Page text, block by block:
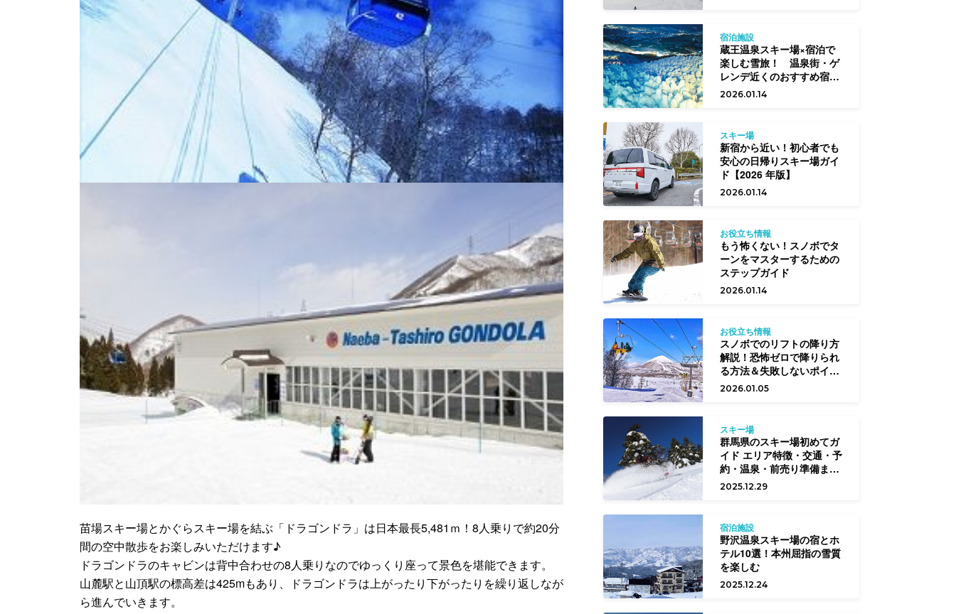
苗場スキー場とかぐらスキー場を結ぶ「ドラゴンドラ」は日本最長5,481ｍ！8人乗りで約20分
間の空中散歩をお楽しみいただけます♪
ドラゴンドラのキャビンは背中合わせの8人乗りなのでゆっくり座って景色を堪能できます。
山麓駅と山頂駅の標高差は425mもあり、ドラゴンドラは上がったり下がったりを繰り返しなが
ら進んでいきます。
宿泊施設
蔵王温泉スキー場×宿泊で
楽しむ雪旅！ 温泉街・ゲ
レンデ近くのおすすめ宿と
選び方
2026.01.14
スキー場
新宿から近い！初心者でも
安心の日帰りスキー場ガイ
ド【2026 年版】
2026.01.14
お役立ち情報
もう怖くない！スノボでタ
ーンをマスターするための
ステップガイド
2026.01.14
お役立ち情報
スノボでのリフトの降り方
解説！恐怖ゼロで降りられ
る方法＆失敗しないポイン
ト
2026.01.05
スキー場
群馬県のスキー場初めてガ
イド エリア特徴・交通・予
約・温泉・前売り準備まで
完全網羅
2025.12.29
宿泊施設
野沢温泉スキー場の宿とホ
テル10選！本州屈指の雪質
を楽しむ
2025.12.24